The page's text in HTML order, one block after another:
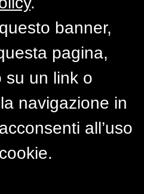
di sughere
banner,
pagina,
su un link o
navigazione in
all’uso